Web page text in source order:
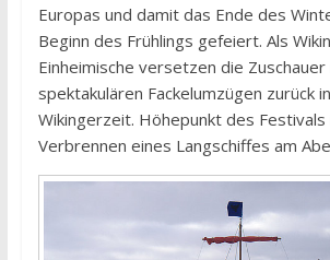
Europas und damit das Ende des
Beginn des Frühlings gefeiert. Als
Einheimische versetzen die
spektakulären Fackelumzügen zurück
Wikingerzeit. Höhepunkt des
Verbrennen eines Langschiffes am